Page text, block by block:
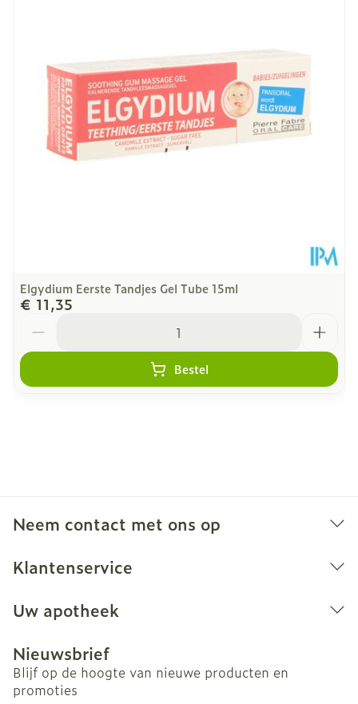
Hoeveelheid
Verpakking
15
Dieetbeperkingen Suikervrij
Elgydium Eerste Tandjes Gel Tube 15ml
€ 11,35
Bestel
Neem contact met ons op
Klantenservice
Uw apotheek
Nieuwsbrief
Blijf op de hoogte van nieuwe producten en
promoties